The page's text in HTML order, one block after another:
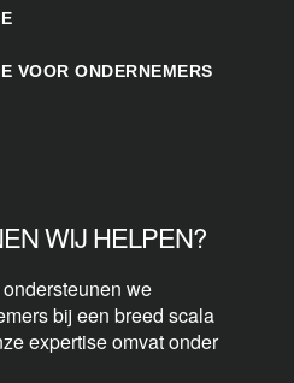
VOOR ONDERNEMERS
WIJ HELPEN?
we
bij een breed scala
expertise omvat onder